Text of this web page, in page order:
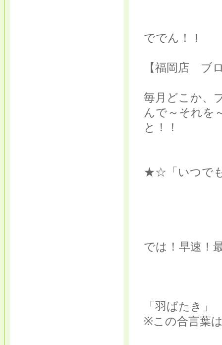
ででん！！
【福岡店 ブ
毎月どこか、
んで～それを
と！！
★☆「いつで
では！早速！
「羽ばたき」
※この合言葉